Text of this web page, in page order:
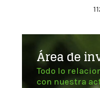
Área de
Todo lo
con nuestra